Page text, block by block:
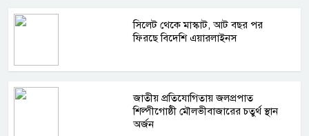
সিলেট থেকে মাস্কাট, আট বছর পর
ফিরছে বিদেশি এয়ারলাইনস
জাতীয় প্রতিযোগিতায় জলপ্রপাত
শিল্পীগোষ্ঠী মৌলভীবাজারের চতুর্থ স্থান
অর্জন